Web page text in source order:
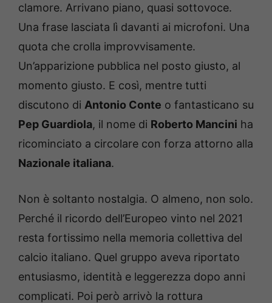
clamore. Arrivano piano, quasi sottovoce.
Una frase lasciata lì davanti ai microfoni. Una
quota che crolla improvvisamente.
Un’apparizione pubblica nel posto giusto, al
momento giusto. E così, mentre tutti
discutono di Antonio Conte o fantasticano su
Pep Guardiola, il nome di Roberto Mancini ha
ricominciato a circolare con forza attorno alla
Nazionale italiana.
Non è soltanto nostalgia. O almeno, non solo.
Perché il ricordo dell’Europeo vinto nel 2021
resta fortissimo nella memoria collettiva del
calcio italiano. Quel gruppo aveva riportato
entusiasmo, identità e leggerezza dopo anni
complicati. Poi però arrivò la rottura